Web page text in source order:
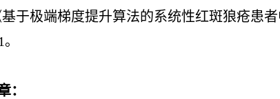
基于极端梯度提升算法的系统性红斑狼疮患
：